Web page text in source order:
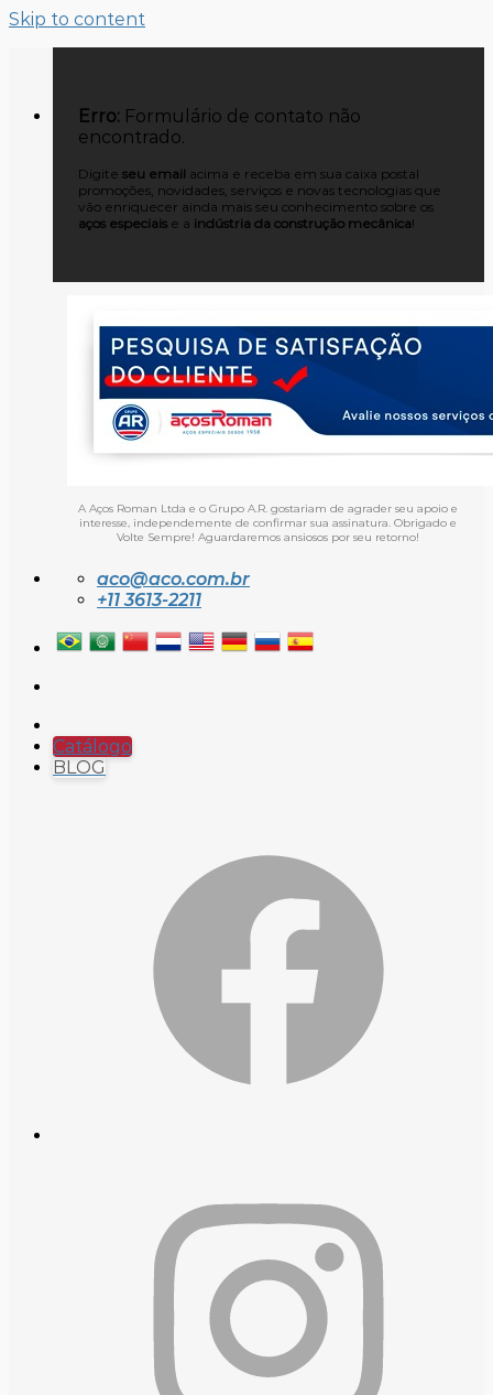
Skip to content
Erro: Formulário de contato não
encontrado.
Digite seu email acima e receba em sua caixa postal
promoções, novidades, serviços e novas tecnologias que
vão enriquecer ainda mais seu conhecimento sobre os
aços especiais e a indústria da construção mecânica!
A Aços Roman Ltda e o Grupo A.R. gostariam de agrader seu apoio e
interesse, independemente de confirmar sua assinatura. Obrigado e
Volte Sempre! Aguardaremos ansiosos por seu retorno!
aco@aco.com.br
+11 3613-2211
Catálogo
BLOG